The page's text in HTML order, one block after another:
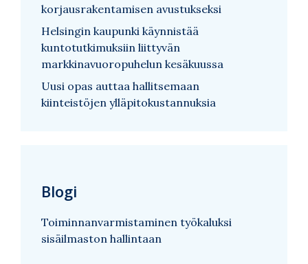
korjausrakentamisen avustukseksi
Helsingin kaupunki käynnistää
kuntotutkimuksiin liittyvän
markkinavuoropuhelun kesäkuussa
Uusi opas auttaa hallitsemaan
kiinteistöjen ylläpitokustannuksia
Blogi
Toiminnanvarmistaminen työkaluksi
sisäilmaston hallintaan